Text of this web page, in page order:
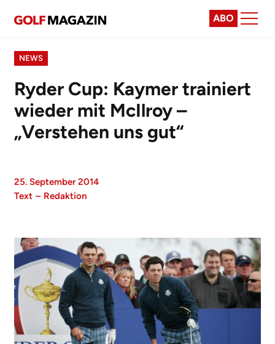
ABO
NEWS
Ryder Cup: Kaymer trainiert
wieder mit McIlroy –
„Verstehen uns gut“
25. September 2014
Text – Redaktion